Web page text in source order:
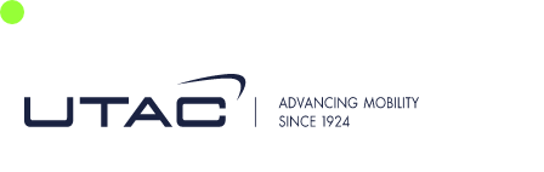
Skip to main navigation
Skip to main content
Skip to page footer